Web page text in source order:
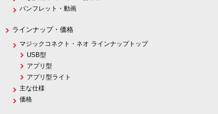
パンフレット・動画
ラインナップ・価格
マジックコネクト・ネオ ラインナップトップ
USB型
アプリ型
アプリ型ライト
主な仕様
価格